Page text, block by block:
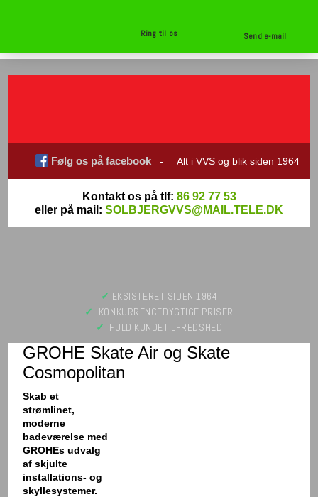
Følg os på facebook - Alt i VVS og blik siden 1964
Kontakt os på tlf: 86 92 77 53
eller på mail: SOLBJERGVVS@MAIL.TELE.DK
Ring til os Send e-mail
✓ ​ EKSISTERET SIDEN 1964
✓
​ KONKURRENCEDYGTIGE PRISER
✓ FULD KUNDETILFREDSHED​​
GROHE Skate Air og Skate
Cosmopolitan
Skab et
strømlinet,
moderne
badeværelse med
GROHEs udvalg
af skjulte
installations- og
skyllesystemer.